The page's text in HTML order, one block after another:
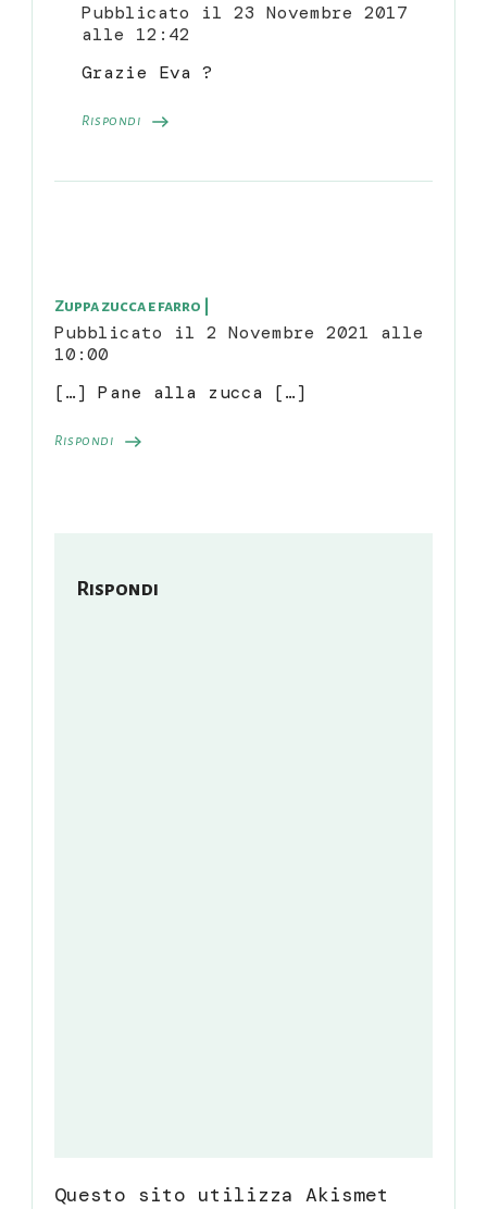
Pubblicato il 23 Novembre 2017
alle 12:42
Rispondi
Grazie Eva ?
Zuppa zucca e farro |
Pubblicato il 2 Novembre 2021 alle
10:00
Rispondi
[…] Pane alla zucca […]
Rispondi
Questo sito utilizza Akismet